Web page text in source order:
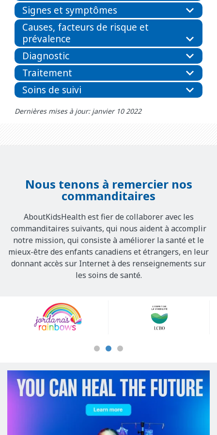
Signes et symptômes
Causes, facteurs de risque et
prévalence
Diagnostic
Traitement
Soins de suivi
Dernières mises à jour: janvier 10 2022
Nous tenons à remercier nos
commanditaires
AboutKidsHealth est fier de collaborer avec les
commanditaires suivants, qui nous aident à accomplir
notre mission, qui consiste à améliorer la santé et le
mieux-être des enfants canadiens et étrangers, en leur
donnant accès sur Internet à des renseignements sur
les soins de santé.
Sponsors